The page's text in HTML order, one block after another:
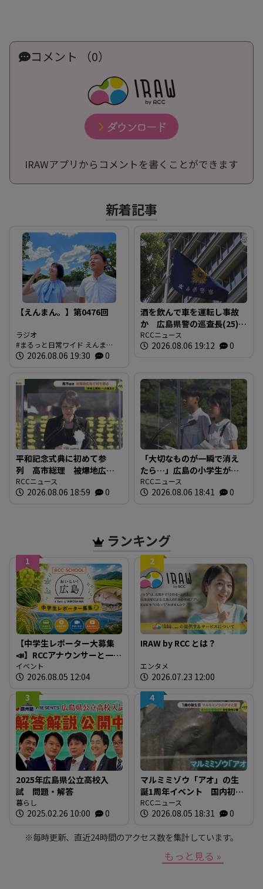
コメント （0）
IRAWアプリからコメントを書くことができます
新着記事
【えんまん。】第0476回
ラジオ
まるっと日常ワイド えんま
ん。 放送内容
2026.08.06 19:30 0
酒を飲んで車を運転し事故
か 広島県警の巡査長(25)を
懲戒免職 事故の1時間半前
に“飲食店で飲酒” 基準値
RCCニュース
2026.08.06 19:12 0
平和記念式典に初めて参
列 高市総理 被爆地広島
で何を語る 「非核三原
則」への言及は
RCCニュース
2026.08.06 18:59 0
「大切なものが一瞬で消え
たら…」広島の小学生が語
る「平和への誓い」【被爆
81年】
RCCニュース
2026.08.06 18:41 0
ランキング
1
【中学生レポーター大募集
📣】RCCアナウンサーと一緒
に「広島の食」の現場を取
材しよう！
イベント
2026.08.05 12:04
2
IRAW by RCC とは？
エンタメ
2026.07.23 12:00
3
2025年広島県公立高校入
試 問題・解答
暮らし
2025.02.26 10:00 0
4
マルミミゾウ「アオ」の生
誕1周年イベント 国内初の
繁殖成功 全国のファンに
よる「思い出の一枚」も展
RCCニュース
2026.08.05 18:31 0
※毎時更新、直近24時間のアクセス数を集計しています。
もっと見る »